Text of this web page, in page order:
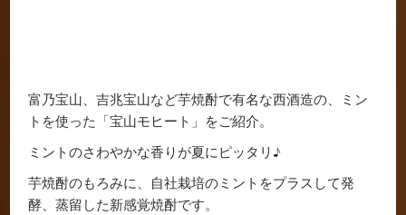
富乃宝山、吉兆宝山など芋焼酎で有名な西酒造の、ミン
トを使った「宝山モヒート」をご紹介。
ミントのさわやかな香りが夏にピッタリ♪
芋焼酎のもろみに、自社栽培のミントをプラスして発
酵、蒸留した新感覚焼酎です。